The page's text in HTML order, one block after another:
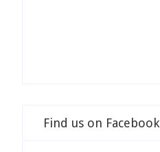
Find us on Facebook